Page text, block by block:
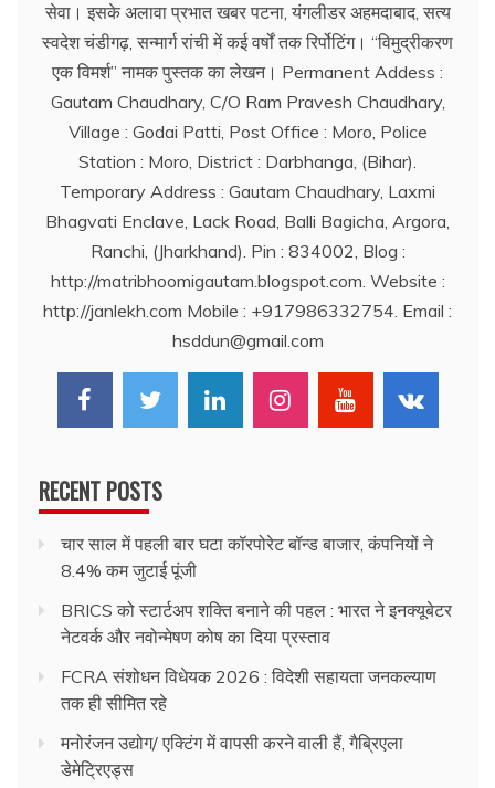
सेवा। इसके अलावा प्रभात खबर पटना, यंगलीडर अहमदाबाद, सत्य
स्वदेश चंडीगढ़, सन्मार्ग रांची में कई वर्षों तक रिर्पोटिंग। ‘‘विमुद्रीकरण
एक विमर्श’’ नामक पुस्तक का लेखन। Permanent Addess :
Gautam Chaudhary, C/O Ram Pravesh Chaudhary,
Village : Godai Patti, Post Office : Moro, Police
Station : Moro, District : Darbhanga, (Bihar).
Temporary Address : Gautam Chaudhary, Laxmi
Bhagvati Enclave, Lack Road, Balli Bagicha, Argora,
Ranchi, (Jharkhand). Pin : 834002, Blog :
http://matribhoomigautam.blogspot.com. Website :
http://janlekh.com Mobile : +917986332754. Email :
hsddun@gmail.com
RECENT POSTS
चार साल में पहली बार घटा कॉरपोरेट बॉन्ड बाजार, कंपनियों ने
8.4% कम जुटाई पूंजी
BRICS को स्टार्टअप शक्ति बनाने की पहल : भारत ने इनक्यूबेटर
नेटवर्क और नवोन्मेषण कोष का दिया प्रस्ताव
FCRA संशोधन विधेयक 2026 : विदेशी सहायता जनकल्याण
तक ही सीमित रहे
मनोरंजन उद्योग/ एक्टिंग में वापसी करने वाली हैं, गैब्रिएला
डेमेट्रिएड्स